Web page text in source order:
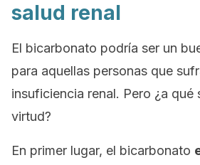
salud renal
El bicarbonato podría ser un
para aquellas personas que
insuficiencia renal. Pero ¿a qué
virtud?
En primer lugar, el bicarbonato